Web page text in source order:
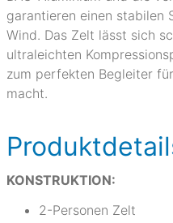
garantieren einen stabilen
Wind. Das Zelt lässt sich
ultraleichten
zum perfekten Begleiter
macht.
KONSTRUKTION:
2-Personen Zelt